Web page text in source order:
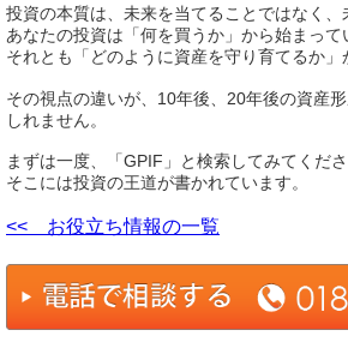
投資の本質は、未来を当てることではなく、
あなたの投資は「何を買うか」から始まって
それとも「どのように資産を守り育てるか」
その視点の違いが、10年後、20年後の資産
しれません。
まずは一度、「GPIF」と検索してみてくださ
そこには投資の王道が書かれています。
<< お役立ち情報の一覧